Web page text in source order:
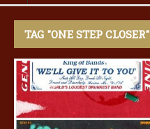
TAG "ONE STEP CLOSER"